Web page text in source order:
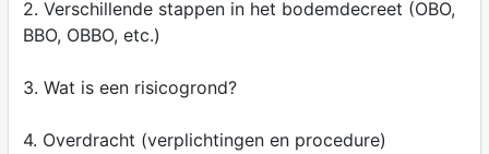
2. Verschillende stappen in het bodemdecreet (OBO,
BBO, OBBO, etc.)
3. Wat is een risicogrond?
4. Overdracht (verplichtingen en procedure)